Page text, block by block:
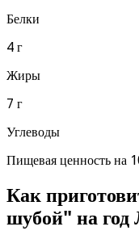
Белки
4 г
Жиры
7 г
Углеводы
Пищевая ценность на
Как
шубой" на